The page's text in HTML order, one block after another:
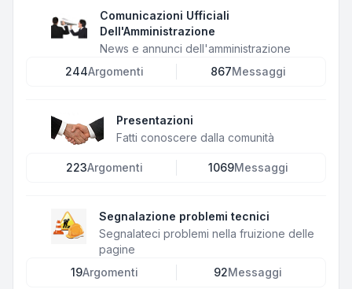
Comunicazioni Ufficiali
Dell'Amministrazione
News e annunci dell'amministrazione
244Argomenti 867Messaggi
Presentazioni
Fatti conoscere dalla comunità
223Argomenti 1069Messaggi
Segnalazione problemi tecnici
Segnalateci problemi nella fruizione delle
pagine
19Argomenti 92Messaggi